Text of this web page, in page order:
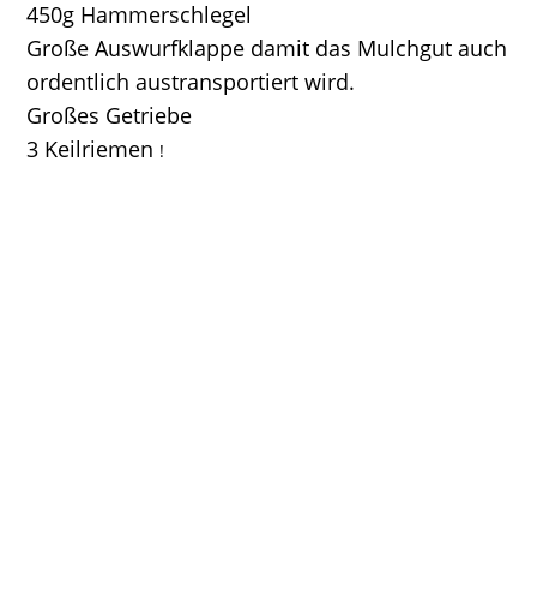
450g Hammerschlegel
Große Auswurfklappe damit das Mulchgut auch
ordentlich austransportiert wird.
Großes Getriebe
3 Keilriemen !